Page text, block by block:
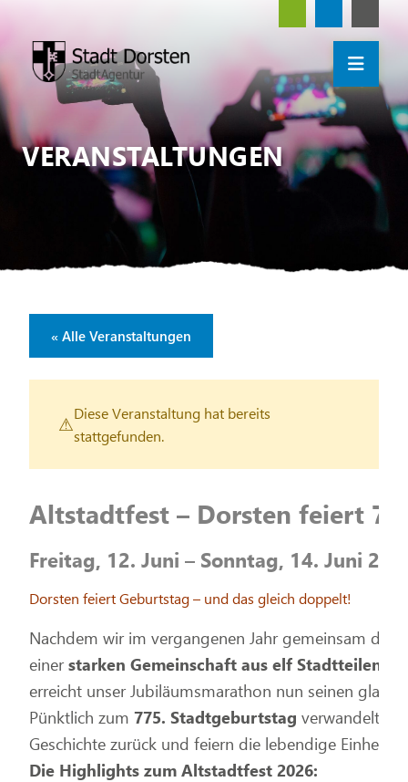
VERANSTALTUNGEN
« Alle Veranstaltungen
Diese Veranstaltung hat bereits
stattgefunden.
Altstadtfest – Dorsten feiert
Freitag, 12. Juni – Sonntag, 14. Juni
Dorsten feiert Geburtstag – und das gleich doppelt!
Nachdem wir im vergangenen Jahr gemeinsam das
einerstarken Gemeinschaft aus elf Stadtteilen
erreicht unser Jubiläumsmarathon nun seinen
Pünktlich zum 775. Stadtgeburtstag verwandelt
Geschichte zurück und feiern die lebendige Einheit,
Die Highlights zum Altstadtfest 2026: